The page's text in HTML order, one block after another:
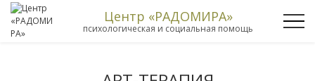
Центр «РАДОМИРА»
психологическая и социальная помощь